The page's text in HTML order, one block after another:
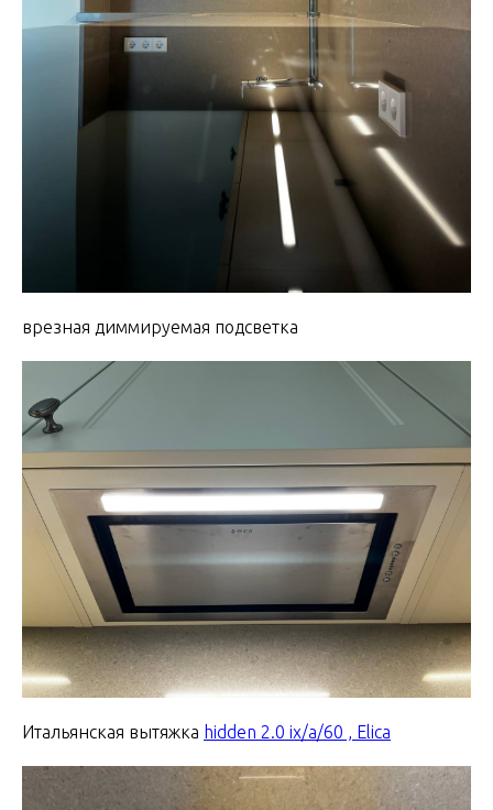
врезная диммируемая подсветка
Итальянская вытяжка hidden 2.0 ix/a/60 , Elica